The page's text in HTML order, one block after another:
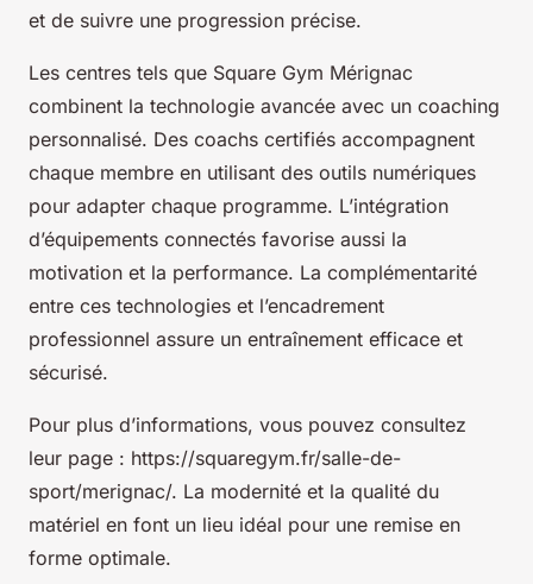
et de suivre une progression précise.
Les centres tels que Square Gym Mérignac
combinent la technologie avancée avec un coaching
personnalisé. Des coachs certifiés accompagnent
chaque membre en utilisant des outils numériques
pour adapter chaque programme. L’intégration
d’équipements connectés favorise aussi la
motivation et la performance. La complémentarité
entre ces technologies et l’encadrement
professionnel assure un entraînement efficace et
sécurisé.
Pour plus d’informations, vous pouvez consultez
leur page : https://squaregym.fr/salle-de-
sport/merignac/. La modernité et la qualité du
matériel en font un lieu idéal pour une remise en
forme optimale.